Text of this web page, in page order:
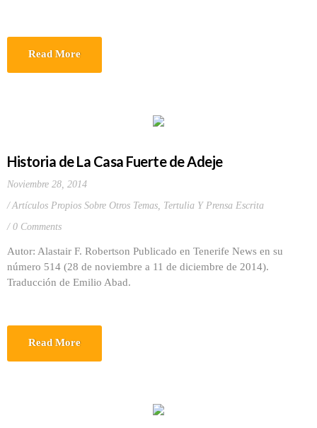
Read More
Historia de La Casa Fuerte de Adeje
Noviembre 28, 2014
Artículos Propios Sobre Otros Temas, Tertulia Y Prensa Escrita
0 Comments
Autor: Alastair F. Robertson Publicado en Tenerife News en su
número 514 (28 de noviembre a 11 de diciembre de 2014).
Traducción de Emilio Abad.
Read More